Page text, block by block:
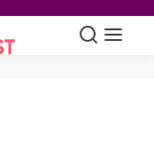
Suche